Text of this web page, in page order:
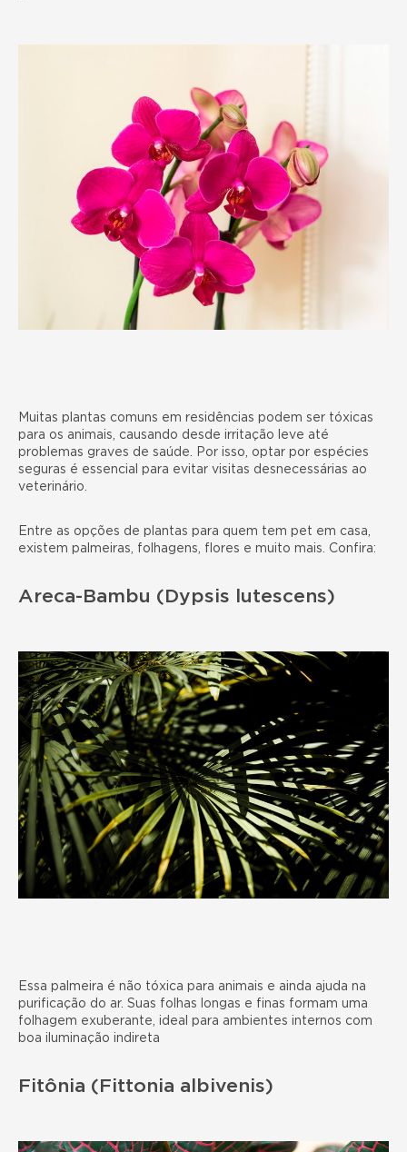
Muitas plantas comuns em residências podem ser tóxicas
para os animais, causando desde irritação leve até
problemas graves de saúde. Por isso, optar por espécies
seguras é essencial para evitar visitas desnecessárias ao
veterinário.
Entre as opções de plantas para quem tem pet em casa,
existem palmeiras, folhagens, flores e muito mais. Confira:
Areca-Bambu (Dypsis lutescens)
Essa palmeira é não tóxica para animais e ainda ajuda na
purificação do ar. Suas folhas longas e finas formam uma
folhagem exuberante, ideal para ambientes internos com
boa iluminação indireta
Fitônia (Fittonia albivenis)